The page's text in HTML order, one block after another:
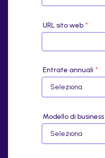
URL sito web *
Entrate annuali *
Modello di business